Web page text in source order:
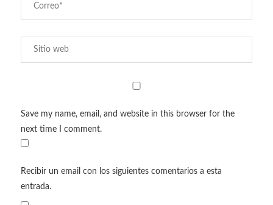
Save my name, email, and website in this browser for the
next time I comment.
Recibir un email con los siguientes comentarios a esta
entrada.